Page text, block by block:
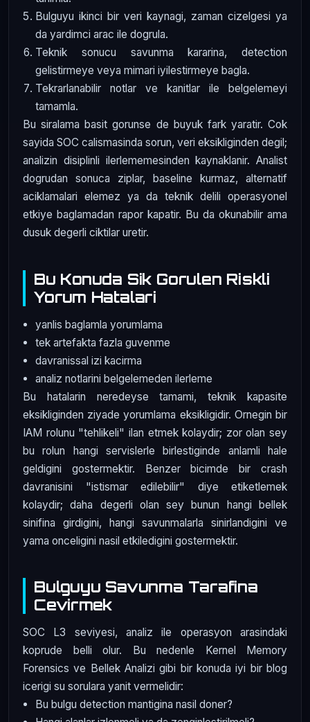
Bulguyu ikinci bir veri kaynagi, zaman cizelgesi ya
da yardimci arac ile dogrula.
Teknik sonucu savunma kararina, detection
gelistirmeye veya mimari iyilestirmeye bagla.
Tekrarlanabilir notlar ve kanitlar ile belgelemeyi
tamamla.
Bu siralama basit gorunse de buyuk fark yaratir. Cok
sayida SOC calismasinda sorun, veri eksikliginden degil;
analizin disiplinli ilerlememesinden kaynaklanir. Analist
dogrudan sonuca ziplar, baseline kurmaz, alternatif
aciklamalari elemez ya da teknik delili operasyonel
etkiye baglamadan rapor kapatir. Bu da okunabilir ama
dusuk degerli ciktilar uretir.
Bu Konuda Sik Gorulen Riskli
Yorum Hatalari
yanlis baglamla yorumlama
tek artefakta fazla guvenme
davranissal izi kacirma
analiz notlarini belgelemeden ilerleme
Bu hatalarin neredeyse tamami, teknik kapasite
eksikliginden ziyade yorumlama eksikligidir. Ornegin bir
IAM rolunu "tehlikeli" ilan etmek kolaydir; zor olan sey
bu rolun hangi servislerle birlestiginde anlamli hale
geldigini gostermektir. Benzer bicimde bir crash
davranisini "istismar edilebilir" diye etiketlemek
kolaydir; daha degerli olan sey bunun hangi bellek
sinifina girdigini, hangi savunmalarla sinirlandigini ve
yama onceligini nasil etkiledigini gostermektir.
Bulguyu Savunma Tarafina
Cevirmek
SOC L3 seviyesi, analiz ile operasyon arasindaki
koprude belli olur. Bu nedenle Kernel Memory
Forensics ve Bellek Analizi gibi bir konuda iyi bir blog
icerigi su sorulara yanit vermelidir:
Bu bulgu detection mantigina nasil doner?